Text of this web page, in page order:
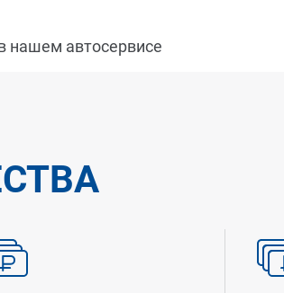
нашем автосервисе